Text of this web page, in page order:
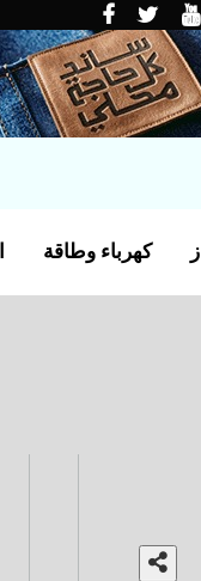
كهرباء وطاقة